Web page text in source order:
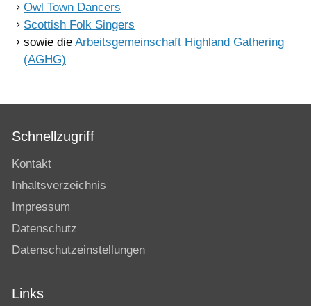
Owl Town Dancers
Scottish Folk Singers
Scot Darts
HighlandGathering
Owl Town Dancers
Scottish Folk Singers
sowie die Arbeitsgemeinschaft Highland Gathering
(AGHG)
Schnellzugriff
Kontakt
Inhaltsverzeichnis
Impressum
Datenschutz
Datenschutzeinstellungen
Links